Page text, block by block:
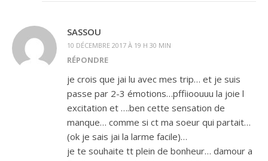
SASSOU
10 DÉCEMBRE 2017 À 19 H 30 MIN
RÉPONDRE
je crois que jai lu avec mes trip… et je suis
passe par 2-3 émotions…pffiioouuu la joie l
excitation et ….ben cette sensation de
manque… comme si ct ma soeur qui partait…
(ok je sais jai la larme facile)…
je te souhaite tt plein de bonheur… damour a